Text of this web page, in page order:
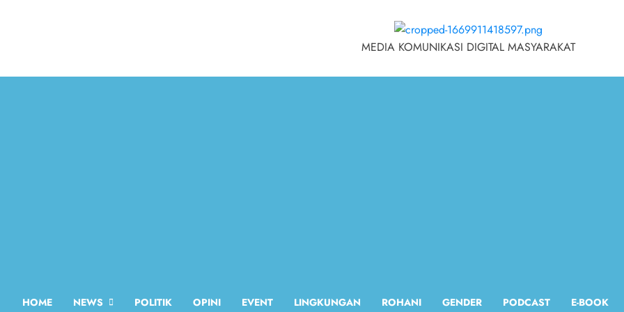
MEDIA KOMUNIKASI DIGITAL MASYARAKAT
HOME NEWS POLITIK OPINI EVENT LINGKUNGAN ROHANI GENDER PODCAST E-BOOK